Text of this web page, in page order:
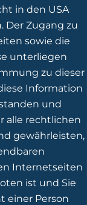
in den USA
Der Zugang zu
sowie die
unterliegen
zu dieser
Information
und
alle rechtlichen
gewährleisten,
Internetseiten
ist und Sie
einer Person